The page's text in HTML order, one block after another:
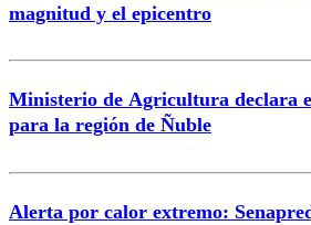
magnitud y el epicentro
Ministerio de Agricultura declara
para la región de Ñuble
Alerta por calor extremo: